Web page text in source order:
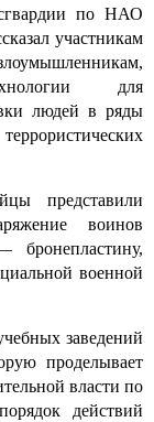
по НАО
участникам
для
людей в ряды
представили
воинов
бронепластину,
военной
заведений
проделывает
власти по
действий